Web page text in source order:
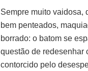
Sempre muito vaidosa,
bem penteados,
borrado: o batom se
questão de redesenhar
contorcido pelo